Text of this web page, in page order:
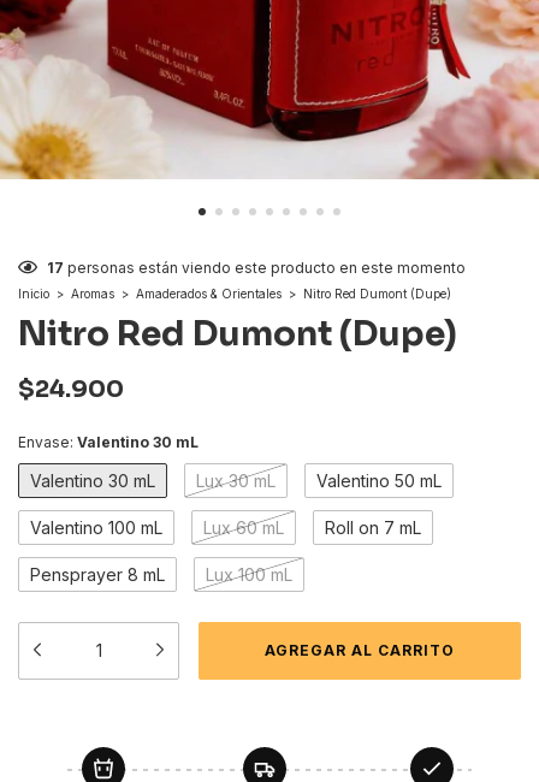
17 personas están viendo este producto en este momento
Inicio > Aromas > Amaderados & Orientales > Nitro Red Dumont (Dupe)
Nitro Red Dumont (Dupe)
$24.900
Envase: Valentino 30 mL
Valentino 30 mL Lux 30 mL Valentino 50 mL
Valentino 100 mL Lux 60 mL Roll on 7 mL
Pensprayer 8 mL Lux 100 mL